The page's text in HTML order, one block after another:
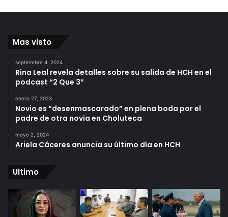
Mas visto
septiembre 4, 2024
Rina Leal revela detalles sobre su salida de HCH en el
podcast “2 Que 3”
enero 27, 2023
Novio es “desenmascarado” en plena boda por el
padre de otra novia en Choluteca
mayo 2, 2024
Ariela Cáceres anuncia su último día en HCH
Ultimo